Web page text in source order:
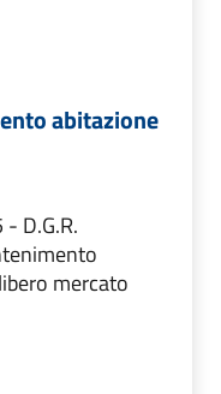
abitazione
D.G.R.
mercato